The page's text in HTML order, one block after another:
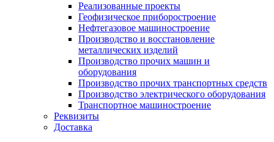
Реализованные проекты
Геофизическое приборостроение
Нефтегазовое машиностроение
Производство и восстановление
металлических изделий
Производство прочих машин и
оборудования
Производство прочих транспортных средств
Производство электрического оборудования
Транспортное машиностроение
Реквизиты
Доставка